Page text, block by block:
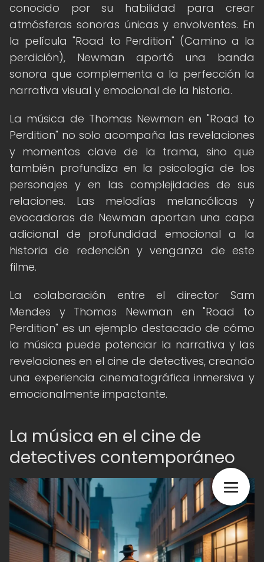
conocido por su habilidad para crear
atmósferas sonoras únicas y envolventes. En
la película "Road to Perdition" (Camino a la
perdición), Newman aportó una banda
sonora que complementa a la perfección la
narrativa visual y emocional de la historia.
La música de Thomas Newman en "Road to
Perdition" no solo acompaña las revelaciones
y momentos clave de la trama, sino que
también profundiza en la psicología de los
personajes y en las complejidades de sus
relaciones. Las melodías melancólicas y
evocadoras de Newman aportan una capa
adicional de profundidad emocional a la
historia de redención y venganza de este
filme.
La colaboración entre el director Sam
Mendes y Thomas Newman en "Road to
Perdition" es un ejemplo destacado de cómo
la música puede potenciar la narrativa y las
revelaciones en el cine de detectives, creando
una experiencia cinematográfica inmersiva y
emocionalmente impactante.
La música en el cine de
detectives contemporáneo